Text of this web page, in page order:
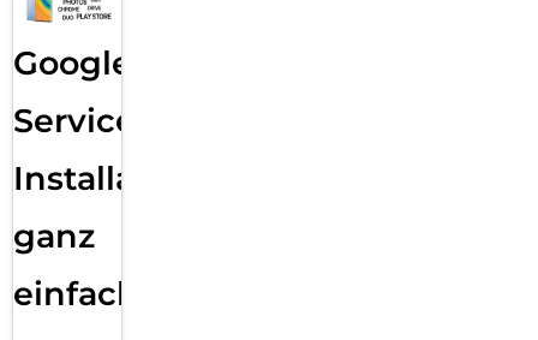
Google
Services
Installation
ganz
einfach